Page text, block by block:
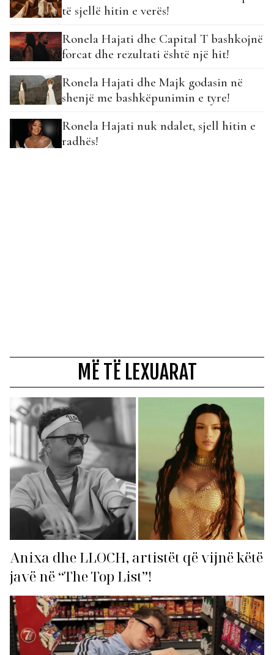
të sjellë hitin e verës!
Ronela Hajati dhe Capital T bashkojnë
forcat dhe rezultati është një hit!
Ronela Hajati dhe Majk godasin në
shenjë me bashkëpunimin e tyre!
Ronela Hajati nuk ndalet, sjell hitin e
radhës!
MË TË LEXUARAT
Anixa dhe LLOCH, artistët që vijnë këtë
javë në “The Top List”!